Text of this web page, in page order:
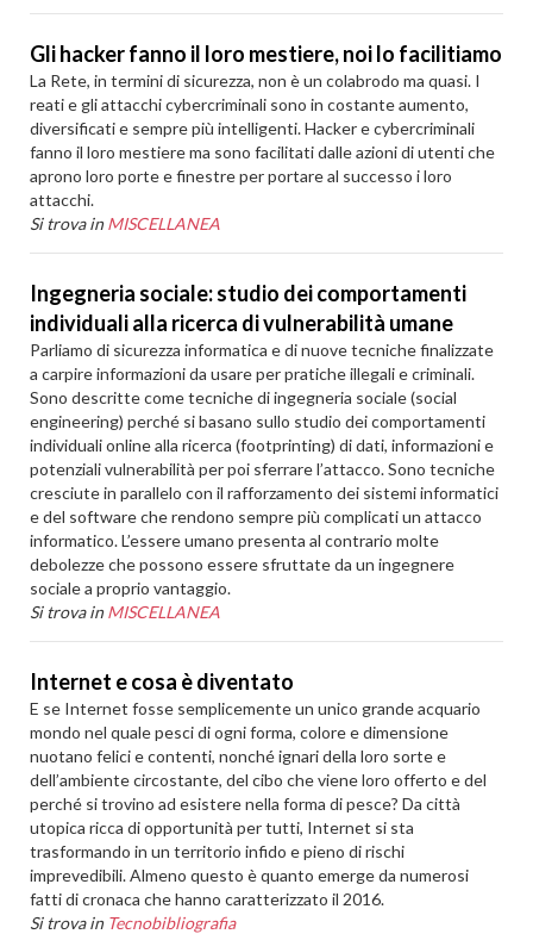
Gli hacker fanno il loro mestiere, noi lo facilitiamo
La Rete, in termini di sicurezza, non è un colabrodo ma quasi. I
reati e gli attacchi cybercriminali sono in costante aumento,
diversificati e sempre più intelligenti. Hacker e cybercriminali
fanno il loro mestiere ma sono facilitati dalle azioni di utenti che
aprono loro porte e finestre per portare al successo i loro
attacchi.
Si trova in MISCELLANEA
Ingegneria sociale: studio dei comportamenti
individuali alla ricerca di vulnerabilità umane
Parliamo di sicurezza informatica e di nuove tecniche finalizzate
a carpire informazioni da usare per pratiche illegali e criminali.
Sono descritte come tecniche di ingegneria sociale (social
engineering) perché si basano sullo studio dei comportamenti
individuali online alla ricerca (footprinting) di dati, informazioni e
potenziali vulnerabilità per poi sferrare l’attacco. Sono tecniche
cresciute in parallelo con il rafforzamento dei sistemi informatici
e del software che rendono sempre più complicati un attacco
informatico. L’essere umano presenta al contrario molte
debolezze che possono essere sfruttate da un ingegnere
sociale a proprio vantaggio.
Si trova in MISCELLANEA
Internet e cosa è diventato
E se Internet fosse semplicemente un unico grande acquario
mondo nel quale pesci di ogni forma, colore e dimensione
nuotano felici e contenti, nonché ignari della loro sorte e
dell’ambiente circostante, del cibo che viene loro offerto e del
perché si trovino ad esistere nella forma di pesce? Da città
utopica ricca di opportunità per tutti, Internet si sta
trasformando in un territorio infido e pieno di rischi
imprevedibili. Almeno questo è quanto emerge da numerosi
fatti di cronaca che hanno caratterizzato il 2016.
Si trova in Tecnobibliografia